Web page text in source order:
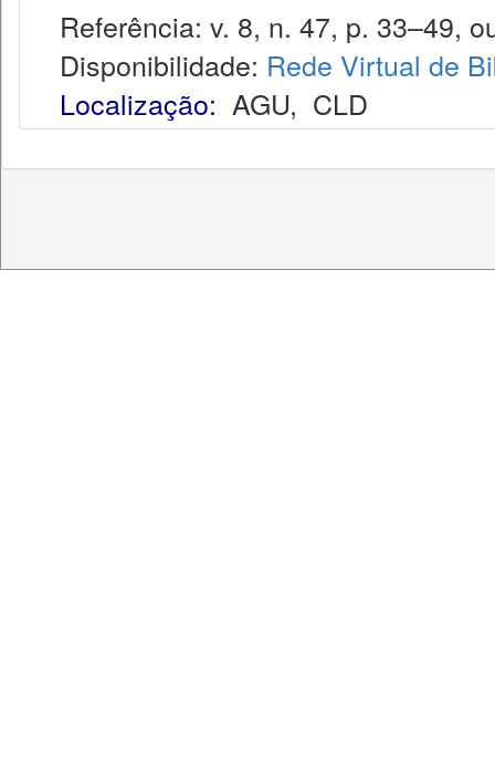
Referência: v. 8, n. 47, p. 33–49,
Disponibilidade: Rede Virtual de
Localização: AGU, CLD